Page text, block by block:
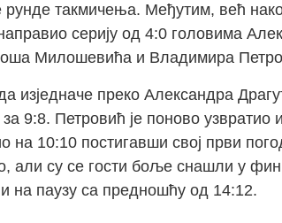
рунде такмичења. Међутим, већ
серију од 4:0 головима
Милошевића и Владимира
изједначе преко Александра
9:8. Петровић је поново узвратио
на 10:10 постигавши свој први
али су се гости боље снашли у
на паузу са предношћу од 14:12.